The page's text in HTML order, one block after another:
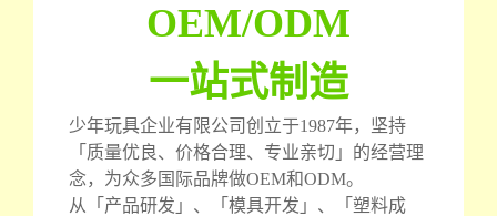
OEM/ODM
一站式制造
少年玩具企业有限公司创立于1987年，坚持
「质量优良、价格合理、专业亲切」的经营理
念，为众多国际品牌做OEM和ODM。
从「产品研发」、「模具开发」、「塑料成